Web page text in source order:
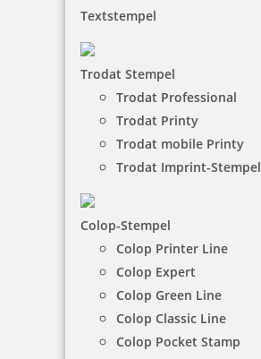
Textstempel
Trodat Stempel
Trodat Professional
Trodat Printy
Trodat mobile Printy
Trodat Imprint-Stempel
Colop-Stempel
Colop Printer Line
Colop Expert
Colop Green Line
Colop Classic Line
Colop Pocket Stamp
Holzstempel